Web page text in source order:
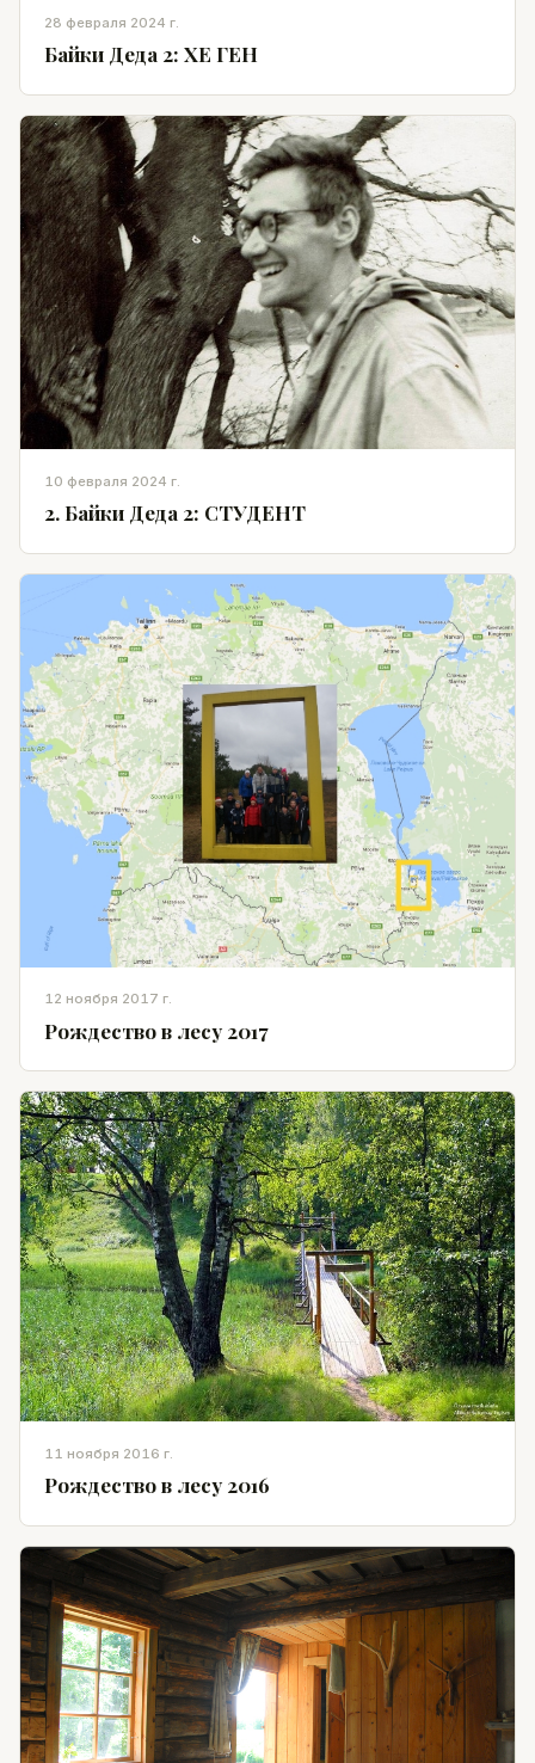
28 февраля 2024 г.
Байки Деда 2: ХЕ ГЕН
10 февраля 2024 г.
2. Байки Деда 2: СТУДЕНТ
12 ноября 2017 г.
Рождество в лесу 2017
11 ноября 2016 г.
Рождество в лесу 2016